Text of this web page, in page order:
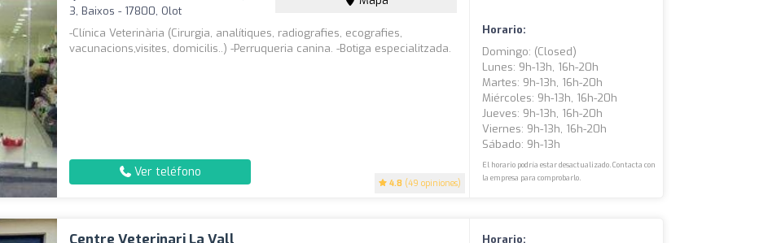
4.8 (49 opiniones)
3, Baixos - 17800, Olot
-Clínica Veterinària (Cirurgia, analítiques, radiografies, ecografies,
vacunacions,visites, domicilis..) -Perruqueria canina. -Botiga especialitzada.
Ver teléfono
Horario:
Domingo: (closed)
Lunes: 9h-13h, 16h-20h
Martes: 9h-13h, 16h-20h
Miércoles: 9h-13h, 16h-20h
Jueves: 9h-13h, 16h-20h
Viernes: 9h-13h, 16h-20h
Sábado: 9h-13h
El horario podría estar desactualizado. Contacta con
la empresa para comprobarlo.
Horario: